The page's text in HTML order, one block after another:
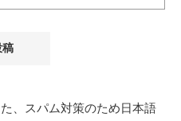
、スパム対策のため日本語